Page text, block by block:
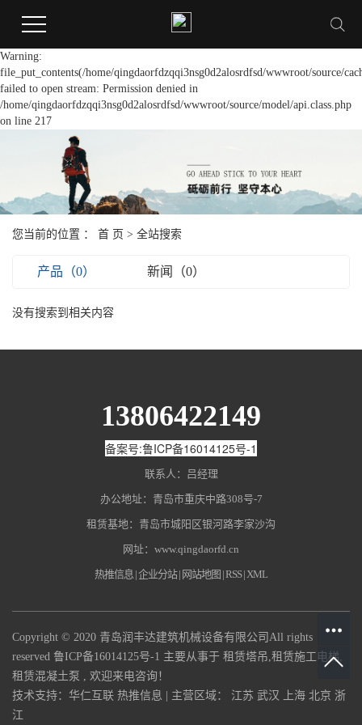
Warning:
file_put_contents(/home/qingdaorfdzqqi3nsg0d2alosrdfsd/wwwroot/source/
failed to open stream: Permission denied in
/home/qingdaorfdzqqi3nsg0d2alosrdfsd/wwwroot/source/model/api.class.php
on line 217
您当前的位置 ： 首 页 > 全站搜索
产品（0） 新闻（0）
没有搜索到相关内容
13806422149
备案号:鲁ICP备16014125号-1
联系人：吕经理
办公地址：青岛市重庆中路308号-7
租赁基地：青岛市城阳区银河路李家沙沟
网址： www.qingdaorfd.cn
热推信息 |企业分站| 网站地图 |RSS|XML
Copyright © 2020 青岛润丰达建筑机械设备有限公司All rights
reserved 鲁ICP备16014125号-1 主要从事于 租赁塔吊,租赁施工电梯,
租赁混凝土泵 , 欢迎来电咨询！
技术支持： 华仁互联 热推信息 | 主营区域： 江苏 武汉 上海 北京 浙
江